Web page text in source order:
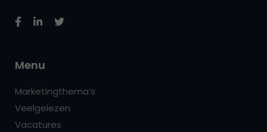
Menu
Marketingthema’s
Veelgelezen
Vacatures